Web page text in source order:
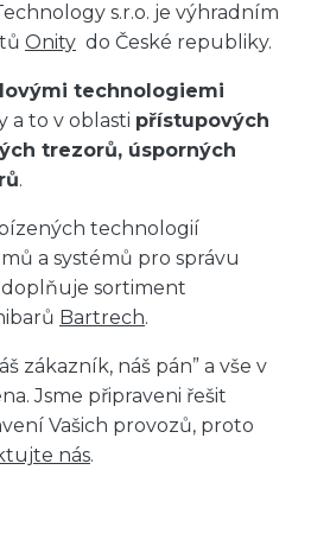
s.r.o. je výhradním
Onity do České republiky.
technologiemi
a to v oblasti přístupových
trezorů, úsporných
.
technologií
a systémů pro správu
sortiment
Bartrech.
zákazník, náš pán” a vše v
Jsme připraveni řešit
Vašich provozů, proto
nás.